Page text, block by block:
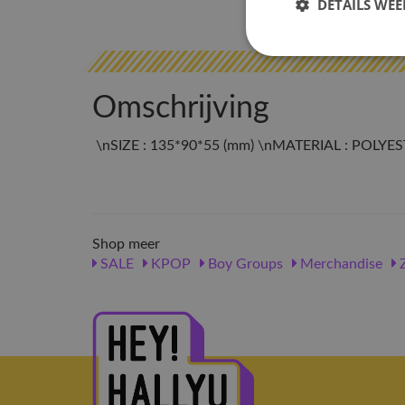
Omschrijving
\nSIZE : 135*90*55 (mm) \nMATERIAL :
Shop meer
SALE
KPOP Boy Groups Merchandise
DETAILS